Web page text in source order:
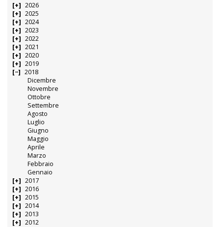
2026
2025
2024
2023
2022
2021
2020
2019
2018
Dicembre
Novembre
Ottobre
Settembre
Agosto
Luglio
Giugno
Maggio
Aprile
Marzo
Febbraio
Gennaio
2017
2016
2015
2014
2013
2012